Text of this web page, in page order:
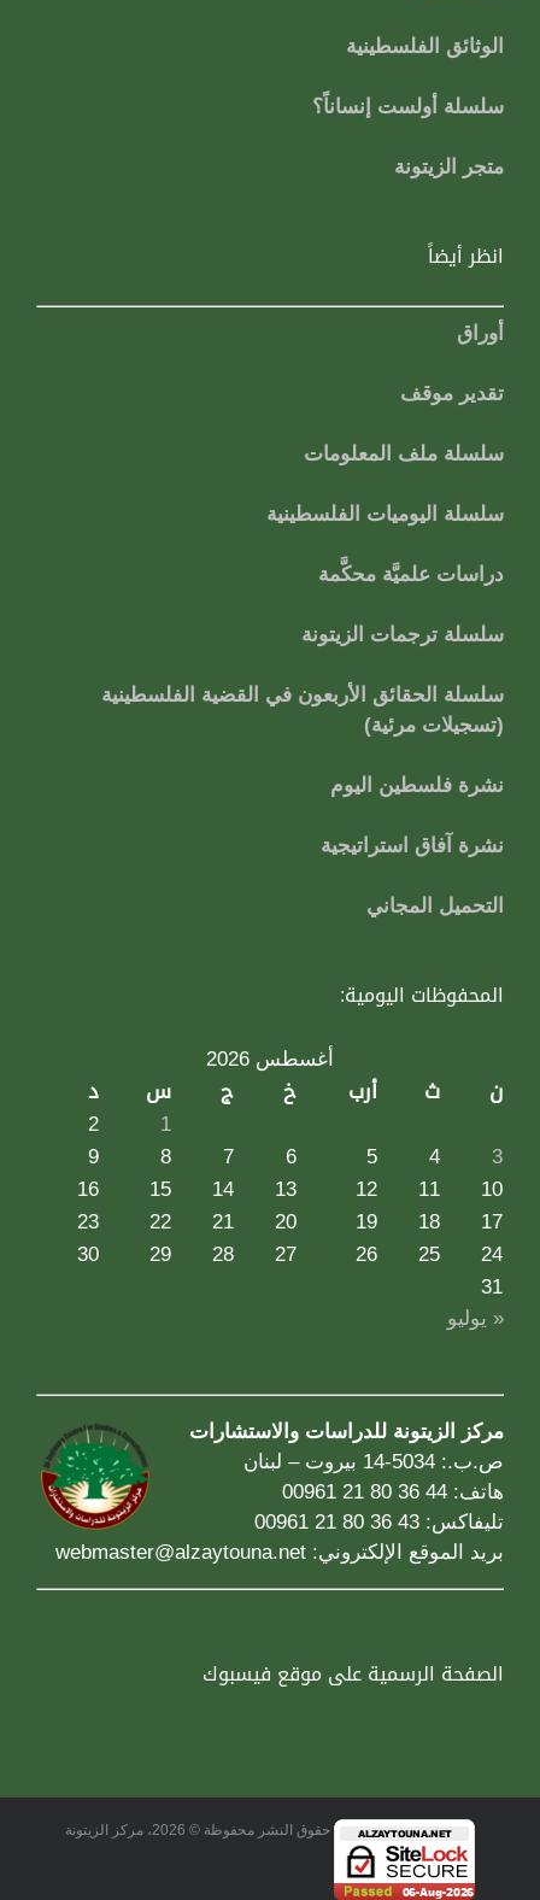
الوثائق الفلسطينية
سلسلة أولست إنساناً؟
متجر الزيتونة
انظر أيضاً
أوراق
تقدير موقف
سلسلة ملف المعلومات
سلسلة اليوميات الفلسطينية
دراسات علميَّة محكَّمة
سلسلة ترجمات الزيتونة
سلسلة الحقائق الأربعون في القضية الفلسطينية
(تسجيلات مرئية)
نشرة فلسطين اليوم
نشرة آفاق استراتيجية
التحميل المجاني
المحفوظات اليومية:
أغسطس 2026
ن ث أرب خ ج س د
1
2
3
4
5
6
7
8
9
10
11
12
13
14
15
16
17
18
19
20
21
22
23
24
25
26
27
28
29
30
31
« يوليو
مركز الزيتونة للدراسات والاستشارات
ص.ب.: 5034-14 بيروت – لبنان
هاتف: 44 36 80 21 00961
تليفاكس: 43 36 80 21 00961
بريد الموقع الإلكتروني: webmaster@alzaytouna.net
الصفحة الرسمية على موقع فيسبوك
حقوق النشر محفوظة © 2026، مركز الزيتونة